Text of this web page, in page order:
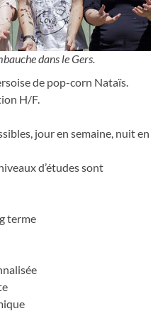
dans le Gers.
de pop-corn Nataïs.
H/F.
jour en semaine, nuit en
d’études sont
terme